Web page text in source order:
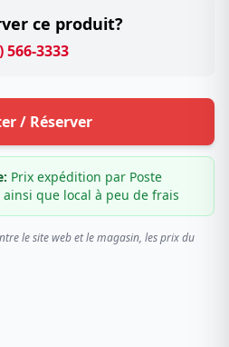
ce produit?
566-3333
/ Réserver
Prix expédition par Poste
ainsi que local à peu de frais
le site web et le magasin, les prix du